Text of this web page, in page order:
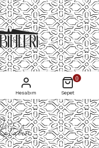
Hesabım
0
Sepet